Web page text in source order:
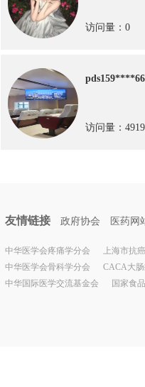
访问量：0
访问量：4919
友情链接 政府协会 医药网
中华医学会疼痛学分会 上海市抗
中华医学会骨科学分会
CACA大
中华国际医学交流基金会
国家食